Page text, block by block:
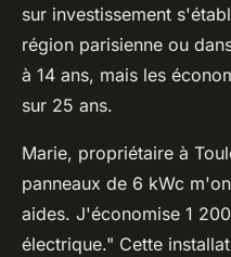
sur investissement
région parisienne ou
à 14 ans, mais les
sur 25 ans.
Marie, propriétaire à
panneaux de 6 kWc
aides. J'économise 1
électrique." Cette